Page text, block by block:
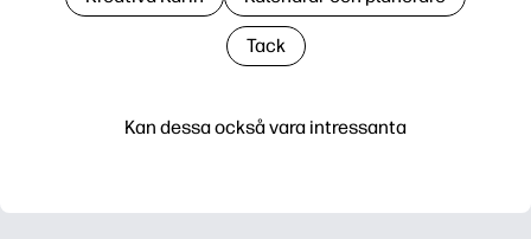
Kan dessa också vara intressanta
Tack